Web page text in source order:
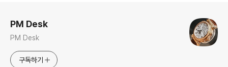
PM Desk
PM Desk
구독하기